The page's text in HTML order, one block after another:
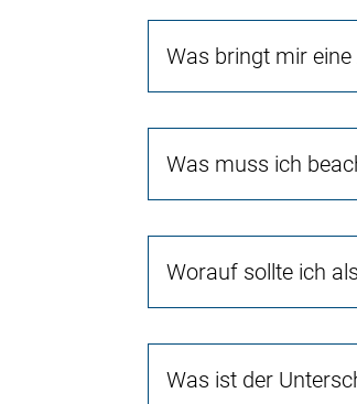
Was bringt mir
Was muss ich
Worauf sollte ich
Was ist der